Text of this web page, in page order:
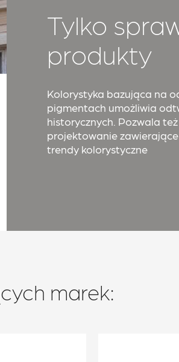
Tylko
produkty
Kolorystyka bazująca na
pigmentach umożliwia
historycznych. Pozwala
projektowanie zawierające
trendy kolorystyczne
marek: